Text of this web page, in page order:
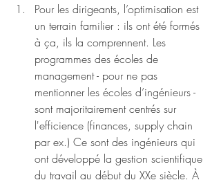
Pour les dirigeants, l’optimisation est
un terrain familier : ils ont été formés
à ça, ils la comprennent. Les
programmes des écoles de
management - pour ne pas
mentionner les écoles d’ingénieurs -
sont majoritairement centrés sur
l'efficience (finances, supply chain
par ex.) Ce sont des ingénieurs qui
ont développé la gestion scientifique
du travail au début du XXe siècle. À